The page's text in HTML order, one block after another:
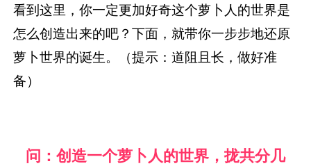
看到这里，你一定更加好奇这个萝卜人的世界是
怎么创造出来的吧？下面，就带你一步步地还原
萝卜世界的诞生。（提示：道阻且长，做好准
备）
问：创造一个萝卜人的世界，拢共分几